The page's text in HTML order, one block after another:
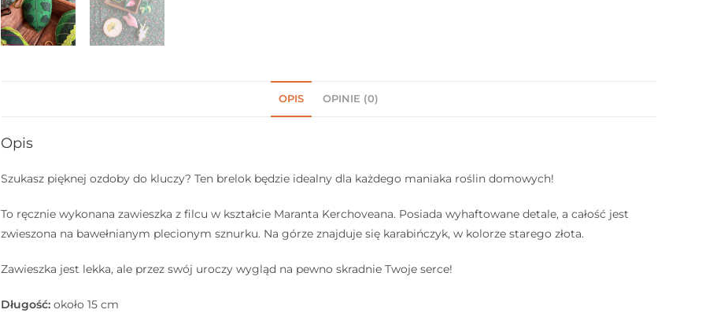
OPIS OPINIE (0)
Opis
Szukasz pięknej ozdoby do kluczy? Ten brelok będzie idealny dla każdego maniaka roślin domowych!
To ręcznie wykonana zawieszka z filcu w kształcie Maranta Kerchoveana. Posiada wyhaftowane detale, a całość jest
zwieszona na bawełnianym plecionym sznurku. Na górze znajduje się karabińczyk, w kolorze starego złota.
Zawieszka jest lekka, ale przez swój uroczy wygląd na pewno skradnie Twoje serce!
Długość: około 15 cm